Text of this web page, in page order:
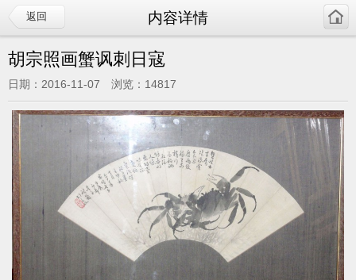
内容详情
返回
胡宗照画蟹讽刺日寇
日期：2016-11-07 浏览：14817